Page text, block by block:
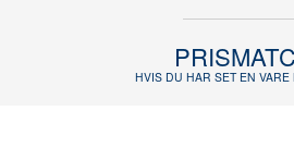
HVIS DU HAR SET EN VARE